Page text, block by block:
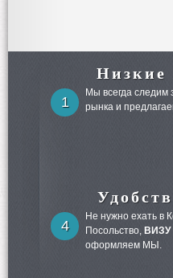
Низкие
1
Мы всегда следим
рынка и
4
Не нужно ехать в
Посольство, ВИЗУ
оформляем МЫ.